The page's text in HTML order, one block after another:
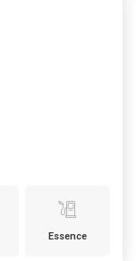
Essence